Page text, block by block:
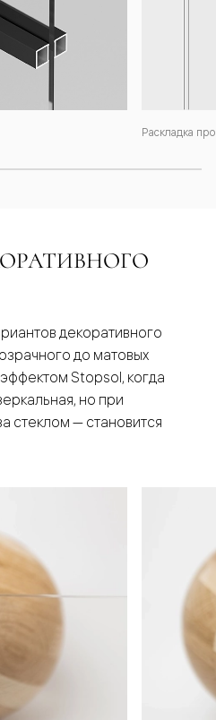
Раскладка
декоративного
до матовых
Stopsol, когда
но при
стеклом — становится